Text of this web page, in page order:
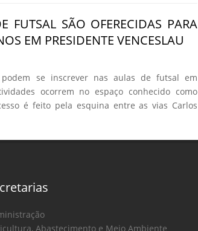
FUTSAL SÃO OFERECIDAS PARA
EM PRESIDENTE VENCESLAU
se inscrever nas aulas de futsal em
ocorrem no espaço conhecido como
é feito pela esquina entre as vias Carlos
Abastecimento e Meio Ambiente